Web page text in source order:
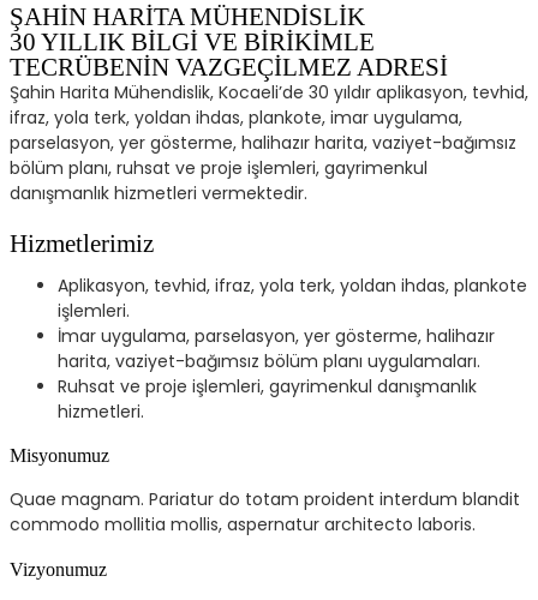
ŞAHİN HARİTA MÜHENDİSLİK
30 YILLIK BİLGİ VE BİRİKİMLE
TECRÜBENİN VAZGEÇİLMEZ ADRESİ
Şahin Harita Mühendislik, Kocaeli’de 30 yıldır aplikasyon, tevhid,
ifraz, yola terk, yoldan ihdas, plankote, imar uygulama,
parselasyon, yer gösterme, halihazır harita, vaziyet-bağımsız
bölüm planı, ruhsat ve proje işlemleri, gayrimenkul
danışmanlık hizmetleri vermektedir.
Hizmetlerimiz
Aplikasyon, tevhid, ifraz, yola terk, yoldan ihdas, plankote
işlemleri.
İmar uygulama, parselasyon, yer gösterme, halihazır
harita, vaziyet-bağımsız bölüm planı uygulamaları.
Ruhsat ve proje işlemleri, gayrimenkul danışmanlık
hizmetleri.
Misyonumuz
Quae magnam. Pariatur do totam proident interdum blandit
commodo mollitia mollis, aspernatur architecto laboris.
Vizyonumuz